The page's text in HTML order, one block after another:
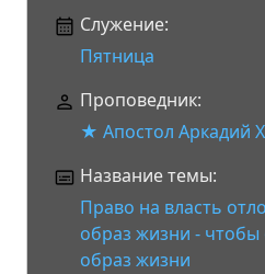
Служение:
Пятница
Проповедник:
★ Апостол Аркадий
Название темы:
Право на власть
образ жизни -
образ жизни